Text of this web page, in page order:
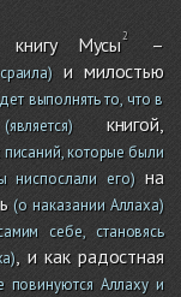
книгу Мусы
–
и милостью
выполнять то, что в
книгой,
которые были
ниспослали его)на
(о наказании Аллаха)
себе, становясь
, и как радостная
повинуются Аллаху и